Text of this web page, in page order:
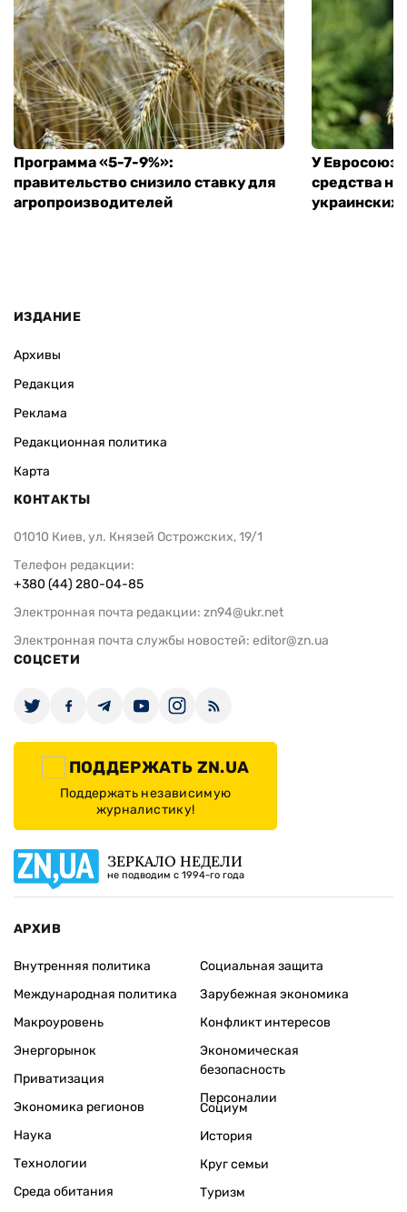
Программа «5-7-9%»:
правительство снизило ставку для
агропроизводителей
У
средства
ИЗДАНИЕ
Архивы
Редакция
Реклама
Редакционная политика
Карта
КОНТАКТЫ
01010 Киев, ул. Князей Острожских, 19/1
Телефон редакции:
+380 (44) 280-04-85
Электронная почта редакции: zn94@ukr.net
Электронная почта службы новостей: editor@zn.ua
СОЦСЕТИ
ПОДДЕРЖАТЬ ZN.UA
Поддержать независимую
журналистику!
ЗЕРКАЛО НЕДЕЛИ
не подводим с 1994-го года
АРХИВ
Внутренняя политика
Международная политика
Макроуровень
Энергорынок
Приватизация
Экономика регионов
Социальная защита
Зарубежная экономика
Конфликт интересов
Экономическая
безопасность
Персоналии
Наука
Технологии
Среда обитания
Социум
История
Круг семьи
Туризм